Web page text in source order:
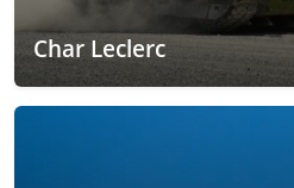
Char Leclerc